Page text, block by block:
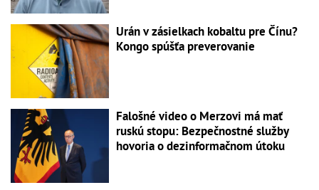
Urán v zásielkach kobaltu pre Čínu?
Kongo spúšťa preverovanie
Falošné video o Merzovi má mať
ruskú stopu: Bezpečnostné služby
hovoria o dezinformačnom útoku